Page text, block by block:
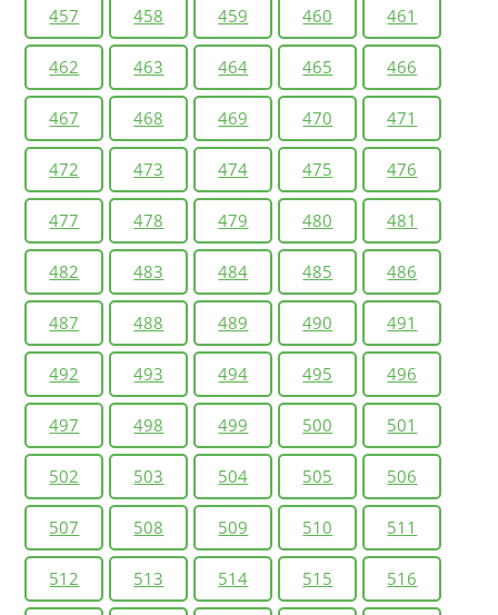
457 458 459 460 461
462 463 464 465 466
467 468 469 470 471
472 473 474 475 476
477 478 479 480 481
482 483 484 485 486
487 488 489 490 491
492 493 494 495 496
497 498 499 500 501
502 503 504 505 506
507 508 509 510 511
512 513 514 515 516